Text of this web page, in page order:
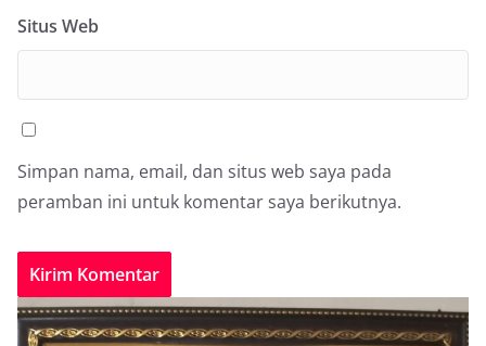
Situs Web
Simpan nama, email, dan situs web saya pada
peramban ini untuk komentar saya berikutnya.